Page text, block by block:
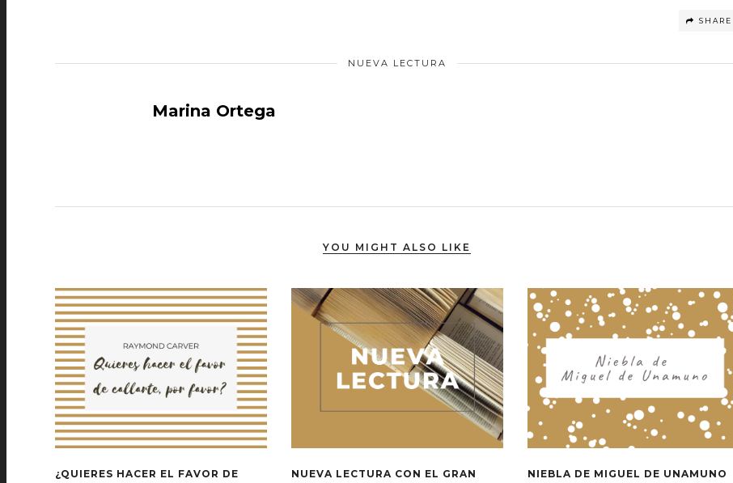
SHARE
NUEVA LECTURA
Marina Ortega
YOU MIGHT ALSO LIKE
¿QUIERES HACER EL FAVOR DE
NUEVA LECTURA CON EL GRAN
NIEBLA DE MIGUEL DE UNAMUNO